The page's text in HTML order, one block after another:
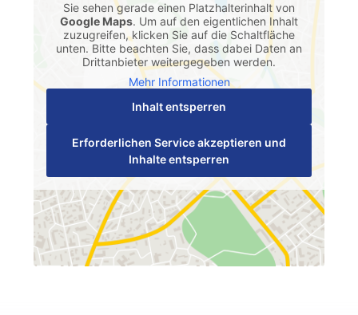
Sie sehen gerade einen Platzhalterinhalt von
Google Maps. Um auf den eigentlichen Inhalt
zuzugreifen, klicken Sie auf die Schaltfläche
unten. Bitte beachten Sie, dass dabei Daten an
Drittanbieter weitergegeben werden.
Mehr Informationen
Inhalt entsperren
Erforderlichen Service akzeptieren und
Inhalte entsperren